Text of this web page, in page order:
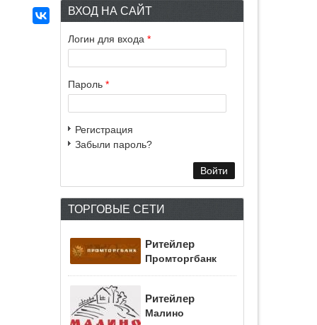
ВХОД НА САЙТ
Логин для входа *
Пароль *
Регистрация
Забыли пароль?
ТОРГОВЫЕ СЕТИ
Ритейлер
Промторгбанк
Ритейлер
Малино